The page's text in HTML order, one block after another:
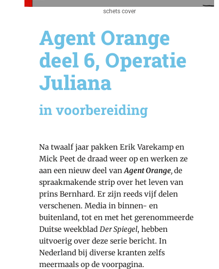
schets cover
Agent Orange
deel 6, Operatie
Juliana
in voorbereiding
Na twaalf jaar pakken Erik Varekamp en
Mick Peet de draad weer op en werken ze
aan een nieuw deel vanAgent Orange,de
spraakmakende strip over het leven van
prins Bernhard. Er zijn reeds vijf delen
verschenen. Media in binnen- en
buitenland, tot en met het gerenommeerde
Duitse weekblad Der Spiegel, hebben
uitvoerig over deze serie bericht. In
Nederland bij diverse kranten zelfs
meermaals op de voorpagina.